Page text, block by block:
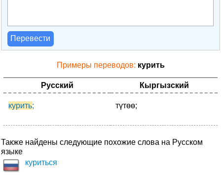
Перевести
Примеры переводов: курить
Русский Кыргызский
курить; түтөө;
Также найдены следующие похожие слова на Русском
языке
куриться